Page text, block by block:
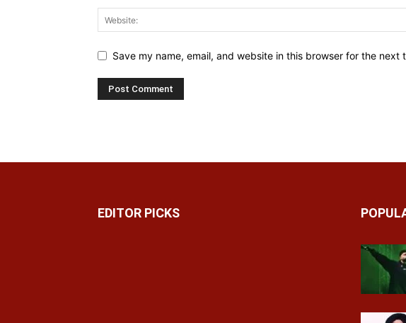
Save my name, email, and website in this browser for the next
EDITOR PICKS